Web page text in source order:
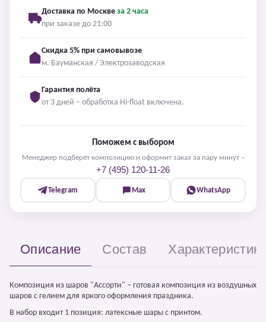
Доставка по Москве за 2 часа
при заказе до 21:00
Скидка 5% при самовывозе
м. Бауманская / Электрозаводская
Гарантия полёта
от 3 дней – обработка Hi-float включена.
Поможем с выбором
Менеджер подберёт композицию и оформит заказ за пару минут –
+7 (495) 120-11-26
Telegram Max WhatsApp
Описание Состав
Композиция из шаров "Ассорти" – готовая композиция из воздушных
шаров с гелием для яркого оформления праздника.
В набор входит 1 позиция: латексные шары с принтом.